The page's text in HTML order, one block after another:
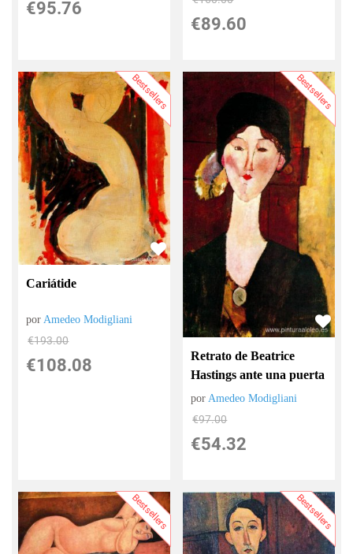
€95.76
€89.60
Bestsellers
Cariátide
por Amedeo Modigliani
€193.00
€108.08
Bestsellers
Retrato de Beatrice
Hastings ante una puerta
porAmedeo Modigliani
€97.00
€54.32
Bestsellers Bestsellers